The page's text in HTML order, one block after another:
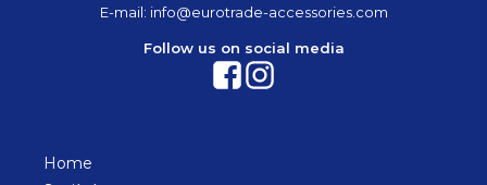
E-mail: info@eurotrade-accessories.com
Follow us on social media
Home